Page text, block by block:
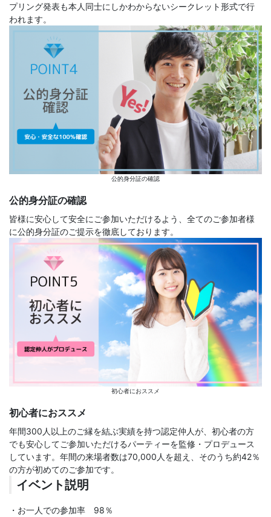
プリング発表も本人同士にしかわからないシークレット形式で行
われます。
公的身分証の確認
公的身分証の確認
皆様に安心して安全にご参加いただけるよう、全てのご参加者様
に公的身分証のご提示を徹底しております。
初心者におススメ
初心者におススメ
年間300人以上のご縁を結ぶ実績を持つ認定仲人が、初心者の方
でも安心してご参加いただけるパーティーを監修・プロデュース
しています。年間の来場者数は70,000人を超え、そのうち約42％
の方が初めてのご参加です。
イベント説明
・お一人での参加率 98％